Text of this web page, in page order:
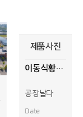
제품사진
이동식황토방 설치 사진
공장날다
Date